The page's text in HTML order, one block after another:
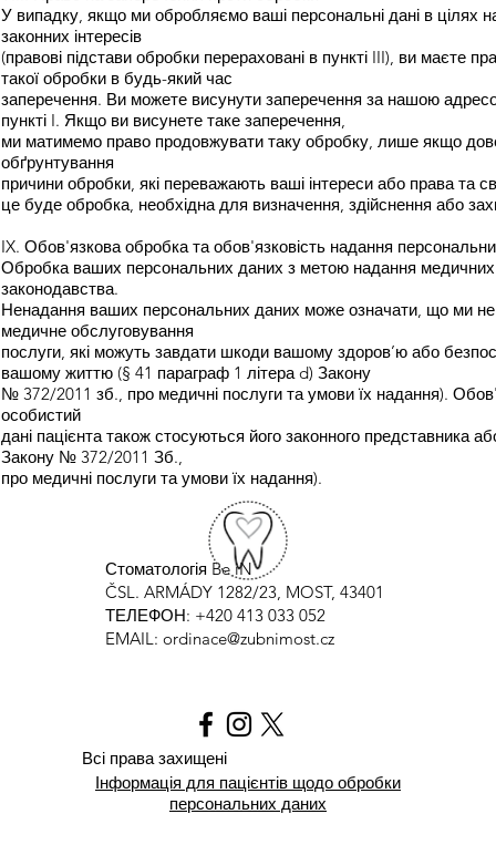
У випадку, якщо ми обробляємо ваші персональні дані в цілях
законних інтересів
(правові підстави обробки перераховані в пункті III), ви маєте
такої обробки в будь-який час
заперечення. Ви можете висунути заперечення за нашою
пункті I. Якщо ви висунете таке заперечення,
ми матимемо право продовжувати таку обробку, лише якщо
обґрунтування
причини обробки, які переважають ваші інтереси або права та
це буде обробка, необхідна для визначення, здійснення або
IX. Обов'язкова обробка та обов'язковість надання
Обробка ваших персональних даних з метою надання
законодавства.
Ненадання ваших персональних даних може означати, що ми
медичне обслуговування
послуги, які можуть завдати шкоди вашому здоров’ю або
вашому життю (§ 41 параграф 1 літера d) Закону
№ 372/2011 зб., про медичні послуги та умови їх надання).
особистий
дані пацієнта також стосуються його законного представника
Закону № 372/2011 Зб.,
про медичні послуги та умови їх надання).
Стоматологія Be iN
ČSL. ARMÁDY 1282/23, MOST, 43401
ТЕЛЕФОН: +420 413 033 052
EMAIL: ordinace@zubnimost.cz
Всі права захищені
Інформація для пацієнтів щодо обробки
персональних даних